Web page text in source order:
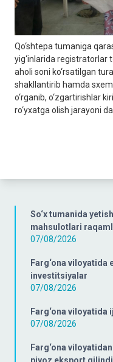
So‘x tumanida
mahsulotlari
07/08/2026
Farg‘ona
investitsiyalar
07/08/2026
Farg‘ona viloyatida
07/08/2026
Farg‘ona
Qo‘shtepa tumaniga
yig‘inlarida registratorlar
aholi soni ko‘rsatilgan
shakllantirib hamda
o‘rganib, o‘zgartirishlar
ro‘yxatga olish jarayoni